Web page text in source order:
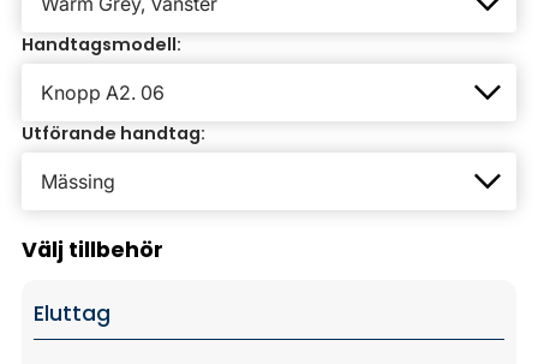
Handtagsmodell:
Utförande handtag:
Välj tillbehör
Eluttag